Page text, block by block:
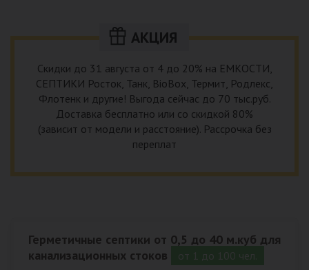
АКЦИЯ
Скидки до 31 августа от 4 до 20% на ЕМКОСТИ,
СЕПТИКИ Росток, Танк, BioBox, Термит, Родлекс,
Флотенк и другие! Выгода сейчас до 70 тыс.руб.
Доставка бесплатно или со скидкой 80%
(зависит от модели и расстояние). Рассрочка без
переплат
Герметичные септики от 0,5 до 40 м.куб для
канализационных стоков